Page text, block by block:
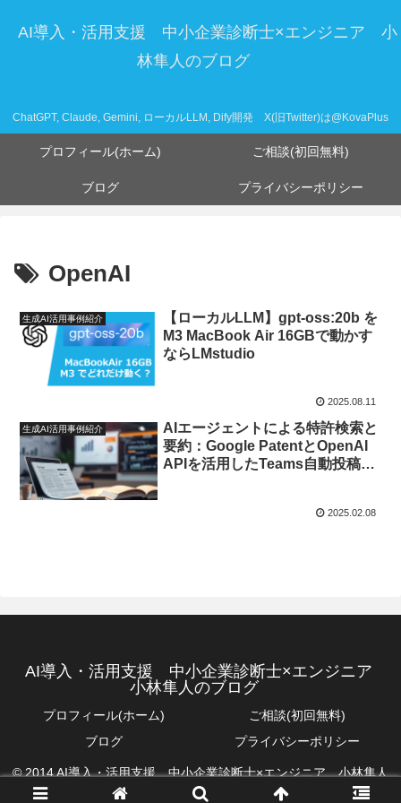
AI導入・活用支援 中小企業診断士×エンジニア 小
林隼人のブログ
ChatGPT, Claude, Gemini, ローカルLLM, Dify開発 X(旧Twitter)は@KovaPlus
プロフィール(ホーム) ご相談(初回無料)
ブログ プライバシーポリシー
OpenAI
生成AI活用事例紹介
【ローカルLLM】gpt-oss:20b を
M3 MacBook Air 16GBで動かす
ならLMstudio
2025.08.11
生成AI活用事例紹介
AIエージェントによる特許検索と
要約：Google PatentとOpenAI
APIを活用したTeams自動投稿
2025.02.08
AI導入・活用支援 中小企業診断士×エンジニア
小林隼人のブログ
プロフィール(ホーム)
ご相談(初回無料)
ブログ
プライバシーポリシー
© 2014 AI導入・活用支援 中小企業診断士×エンジニア 小林隼人
のブログ.